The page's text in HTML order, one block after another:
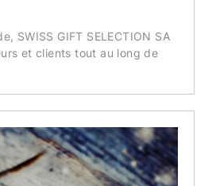
SWISS GIFT SELECTION SA
et clients tout au long de